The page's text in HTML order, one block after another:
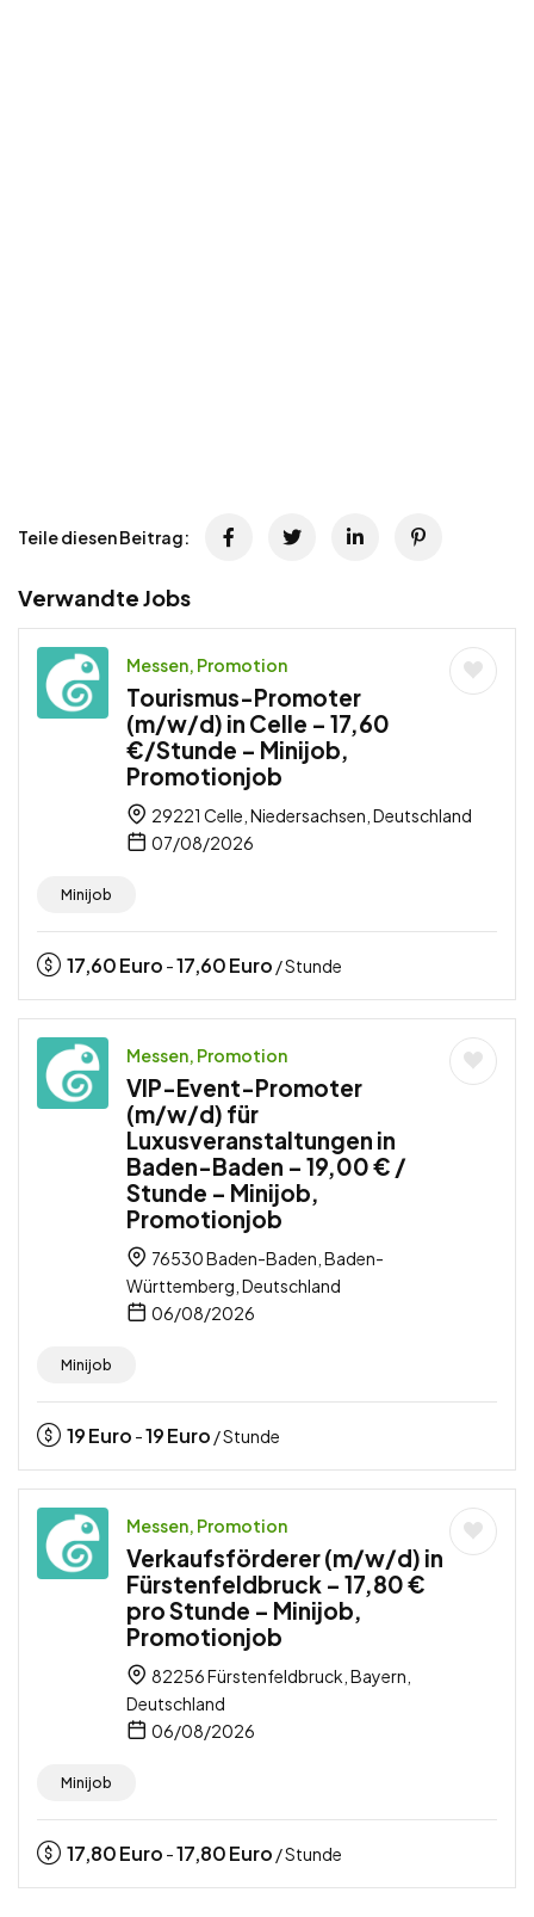
Teile diesen Beitrag:
Verwandte Jobs
Messen, Promotion
Tourismus-Promoter
(m/w/d) in Celle – 17,60
€/Stunde – Minijob,
Promotionjob
29221 Celle, Niedersachsen, Deutschland
07/08/2026
Minijob
17,60Euro -17,60Euro / Stunde
Messen, Promotion
VIP-Event-Promoter
(m/w/d) für
Luxusveranstaltungen in
Baden-Baden – 19,00 € /
Stunde – Minijob,
Promotionjob
76530 Baden-Baden, Baden-
Württemberg, Deutschland
06/08/2026
Minijob
19Euro -19Euro / Stunde
Messen, Promotion
Verkaufsförderer (m/w/d) in
Fürstenfeldbruck – 17,80 €
pro Stunde – Minijob,
Promotionjob
82256 Fürstenfeldbruck, Bayern,
Deutschland
06/08/2026
Minijob
17,80Euro -17,80Euro / Stunde